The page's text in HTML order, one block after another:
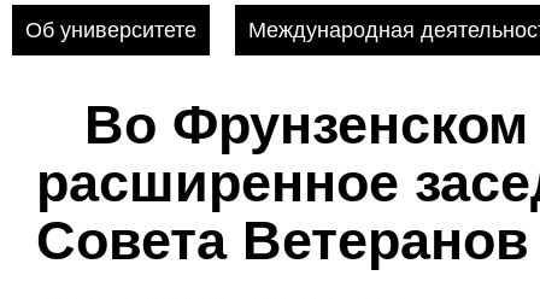
Об университете Международная
Во Фрунзенском
расширенное
Совета